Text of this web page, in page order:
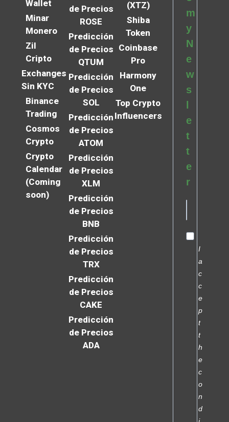
Wallet
Minar
Monero
Zil
Cripto
Exchanges
Sin KYC
Binance
Trading
Cosmos
Crypto
Crypto
Calendar
(Coming
soon)
de Precios
ROSE
Predicción
de Precios
QTUM
Predicción
de Precios
SOL
Predicción
de Precios
ATOM
Predicción
de Precios
XLM
Predicción
de Precios
BNB
Predicción
de Precios
TRX
Predicción
de Precios
CAKE
Predicción
de Precios
ADA
(XTZ)
Shiba
Token
Coinbase
Pro
Harmony
One
Top Crypto
Influencers
m
y
N
e
w
s
e
t
t
e
r
I
a
c
c
e
p
t
t
h
e
c
o
n
d